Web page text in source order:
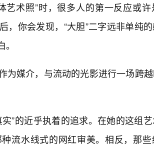
艺术照”时，很多人的第一反应或
，你会发现，“大胆”二字远非单纯
为媒介，与流动的光影进行一场跨
”的近乎执着的追求。在她的这组
流水线式的网红审美。相反，那